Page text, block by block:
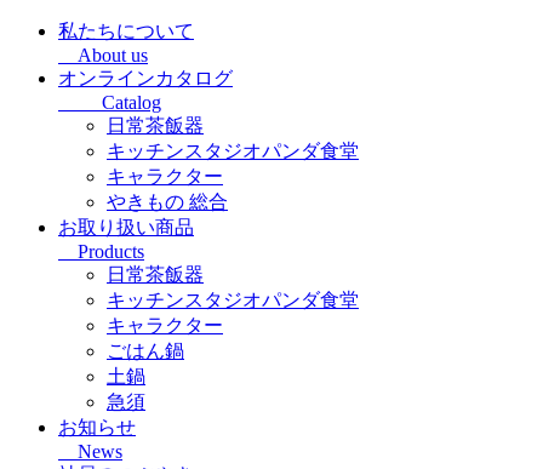
私たちについて
About us
オンラインカタログ
Catalog
日常茶飯器
キッチンスタジオパンダ食堂
キャラクター
やきもの 総合
お取り扱い商品
Products
日常茶飯器
キッチンスタジオパンダ食堂
キャラクター
ごはん鍋
土鍋
急須
お知らせ
News